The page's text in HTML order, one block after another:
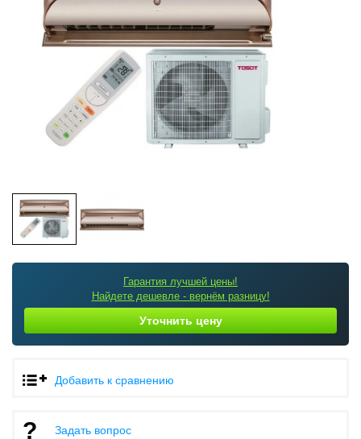
Гарантия лучшей цены!
Найдете дешевле - вернём разницу!
Уточнить цену
Добавить к сравнению
Задать вопрос